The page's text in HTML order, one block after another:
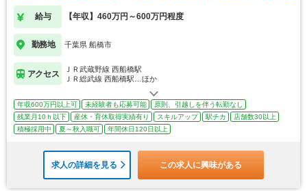
給与 【年収】460万円～600万円程度
勤務地 千葉県 船橋市
アクセス
ＪＲ武蔵野線 西船橋駅
ＪＲ総武線 西船橋駅…ほか
年収600万円以上可 未経験者も応募可能
原則、引越しを伴う転勤なし
残業月10ｈ以下
産休・育休取得実績有り スキルアップ 駅チカ
店舗数30以上
積極採用中
夏～秋入職可 年間休日120日以上
求人の詳細を見る この求人に興味がある